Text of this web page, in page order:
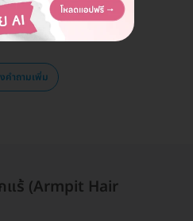
ยล่วงหน้าก่อนเข้ารับบริการ.
คำถามเพิ่ม
แร้ (Armpit Hair